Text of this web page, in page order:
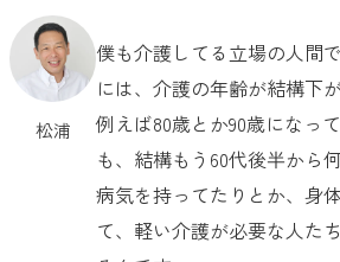
松浦
僕も介護してる立場の人間
には、介護の年齢が結構下
例えば80歳とか90歳になっ
も、結構もう60代後半から
病気を持ってたりとか、身
て、軽い介護が必要な人た